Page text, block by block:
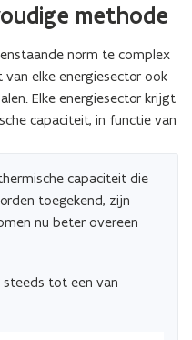
methode
norm te complex
elke energiesector ook
Elke energiesector krijgt
capaciteit, in functie van
capaciteit die
toegekend, zijn
nu beter overeen
steeds tot een van